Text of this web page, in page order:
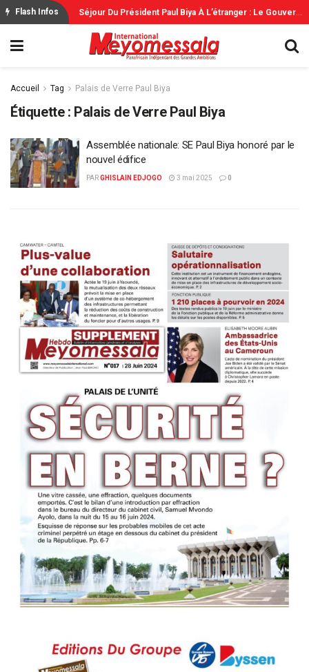
Accueil Tag Palais de Verre Paul Biya
Étiquette : Palais de Verre Paul Biya
Assemblée nationale: SE Paul Biya honoré par le
nouvel édifice
PARGHISLAIN EDJOGO 3 mai 2025 0
Flash Infos
C
Oupe Du Monde: L’Espagne Remporte Sa Deuxième Étoile Face À L’Argentine S
Éjour Du Président Paul Biya À L’étranger : Le Gouvernement Rassure